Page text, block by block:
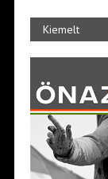
Kiemelt